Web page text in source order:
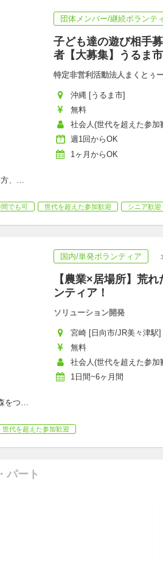
団体メンバー/継続ボランテ
子ども達の遊び相手
者【大募集】うるま
特定非営利活動法人まくとぅ
沖縄 [うるま市]
無料
社会人(世代を超えた参
週1回からOK
1ヶ月からOK
、 …
間でも可 世代を超えた参加歓迎 シニア歓迎
国内/単発ボランティア
【農業×居場所】荒
ンティア！
ソリューション開発
宮崎 [日向市/JR美々津駅]
無料
社会人(世代を超えた参
1日間~6ヶ月間
をつ…
世代を超えた参加歓迎
パート